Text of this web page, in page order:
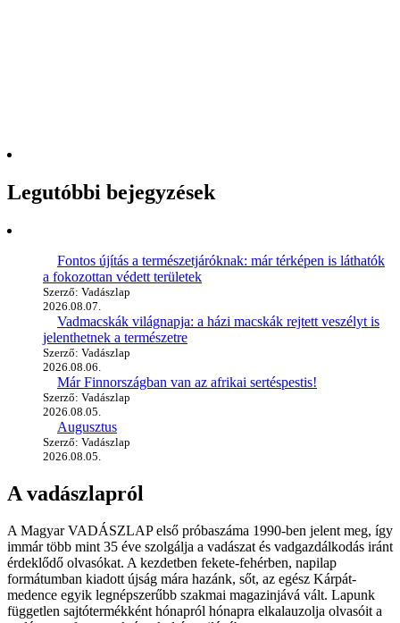
Legutóbbi bejegyzések
Fontos újítás a természetjáróknak: már térképen is láthatók
a fokozottan védett területek
Szerző: Vadászlap
2026.08.07.
Vadmacskák világnapja: a házi macskák rejtett veszélyt is
jelenthetnek a természetre
Szerző: Vadászlap
2026.08.06.
Már Finnországban van az afrikai sertéspestis!
Szerző: Vadászlap
2026.08.05.
Augusztus
Szerző: Vadászlap
2026.08.05.
A vadászlapról
A Magyar VADÁSZLAP első próbaszáma 1990-ben jelent meg, így
immár több mint 35 éve szolgálja a vadászat és vadgazdálkodás iránt
érdeklődő olvasókat. A kezdetben fekete-fehérben, napilap
formátumban kiadott újság mára hazánk, sőt, az egész Kárpát-
medence egyik legnépszerűbb szakmai magazinjává vált. Lapunk
független sajtótermékként hónapról hónapra elkalauzolja olvasóit a